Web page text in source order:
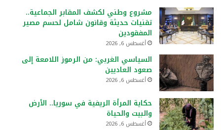
ن
مشروع وطني لكشف المقابر الجماعية..
تقنيات حديثة وقانون شامل لحسم مصير
المفقودين
أغسطس 6, 2026
السياسي الغربي: من الرموز اللامعة إلى
صعود العاديين
أغسطس 6, 2026
حكاية المرأة الريفية في سوريا.. الأرض
والبيت والحياة
أغسطس 6, 2026